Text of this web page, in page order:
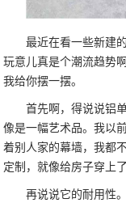
最近在看一些新建
玩意儿真是个潮流趋势
我给你摆一摆。
首先啊，得说说铝
像是一幅艺术品。我以
着别人家的幕墙，我都
定制，就像给房子穿上
再说说它的耐用性